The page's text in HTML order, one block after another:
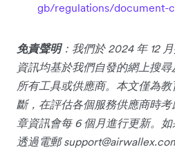
gb/regulations/document-
免責聲明：我們於 2024 年 12
資訊均基於我們自發的網上搜
所有工具或供應商。本文僅為
斷，在評估各個服務供應商時
章資訊會每 6 個月進行更新。
透過電郵